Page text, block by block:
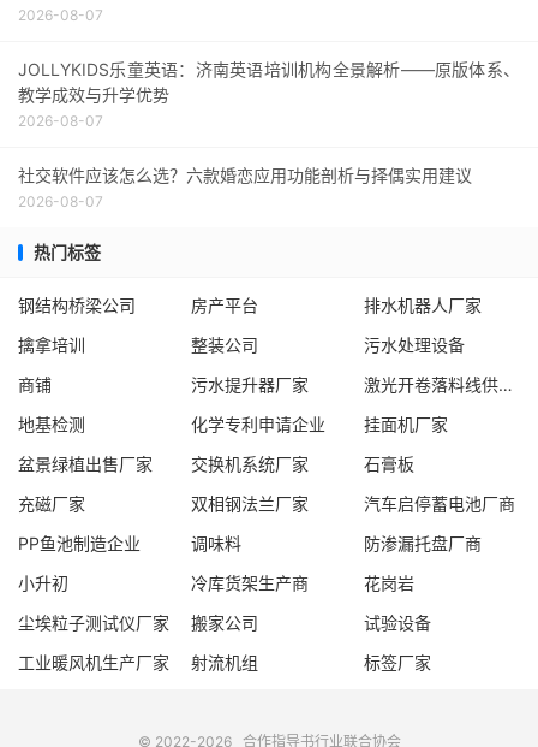
2026-08-07
JOLLYKIDS乐童英语：济南英语培训机构全景解析——原版体系、
教学成效与升学优势
2026-08-07
社交软件应该怎么选？六款婚恋应用功能剖析与择偶实用建议
2026-08-07
热门标签
钢结构桥梁公司 房产平台
排水机器人厂家
擒拿培训
整装公司
污水处理设备
商铺
污水提升器厂家
激光开卷落料线供应商
地基检测
化学专利申请企业
挂面机厂家
盆景绿植出售厂家
交换机系统厂家
石膏板
充磁厂家
双相钢法兰厂家
汽车启停蓄电池厂商
PP鱼池制造企业
调味料
防渗漏托盘厂商
小升初
冷库货架生产商
花岗岩
尘埃粒子测试仪厂家
搬家公司
试验设备
工业暖风机生产厂家
射流机组 标签厂家
© 2022-2026 合作指导书行业联合协会